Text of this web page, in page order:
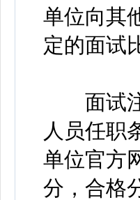
单位向其
定的面试
面试注
人员任职
单位官方
分，合格